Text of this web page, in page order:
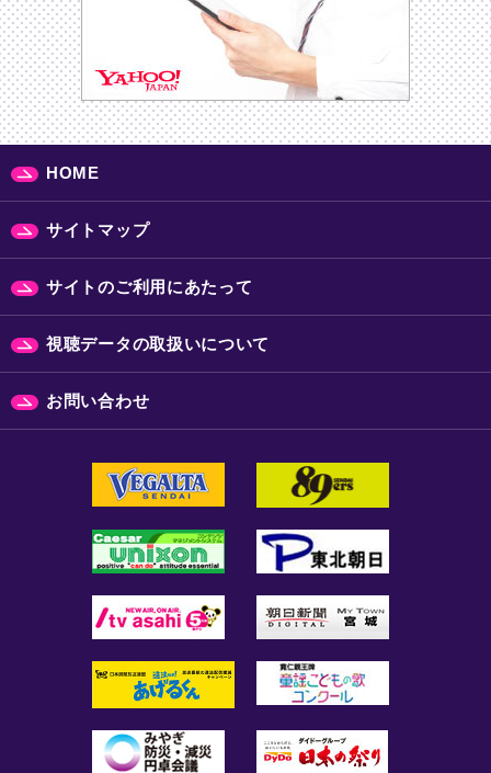
HOME
サイトマップ
サイトのご利用にあたって
視聴データの取扱いについて
お問い合わせ